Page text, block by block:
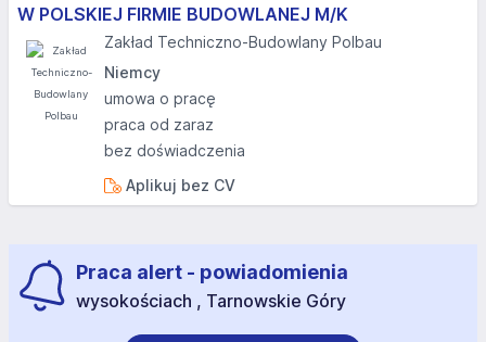
W POLSKIEJ FIRMIE BUDOWLANEJ M/K
Zakład Techniczno-Budowlany Polbau
Niemcy
umowa o pracę
praca od zaraz
bez doświadczenia
Aplikuj bez CV
Praca alert - powiadomienia
wysokościach , Tarnowskie Góry